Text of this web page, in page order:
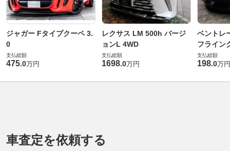
ジャガー Fタイプクーペ 3.
0
支払総額
475.0万円
レクサス LM 500h バージ
ョンL 4WD
支払総額
1698.0万円
ベントレ
フライン
支払総額
198.0万円
車査定を依頼する